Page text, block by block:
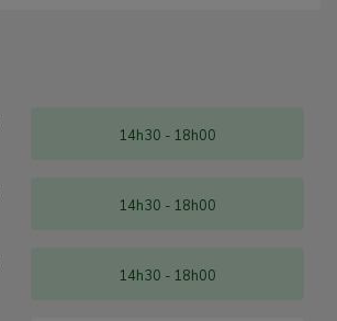
14h30 - 18h00
14h30 - 18h00
14h30 - 18h00